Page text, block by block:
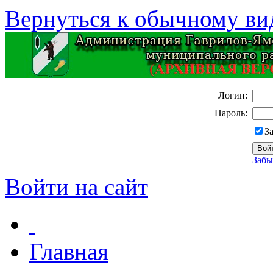
Вернуться к обычному
Логин:
Пароль:
Войти на сайт
Главная